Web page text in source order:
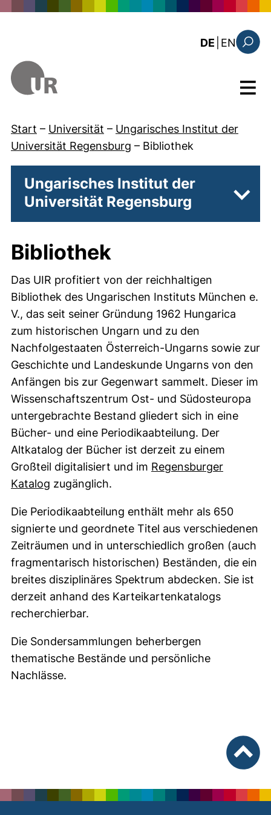
DE EN: the
Menü
Start – Universität – Ungarisches Institut der
Universität Regensburg – Bibliothek
Ungarisches Institut der
Universität Regensburg
Bibliothek
Das UIR profitiert von der reichhaltigen
Bibliothek des Ungarischen Instituts München e.
V., das seit seiner Gründung 1962 Hungarica
zum historischen Ungarn und zu den
Nachfolgestaaten Österreich-Ungarns sowie zur
Geschichte und Landeskunde Ungarns von den
Anfängen bis zur Gegenwart sammelt. Dieser im
Wissenschaftszentrum Ost- und Südosteuropa
untergebrachte Bestand gliedert sich in eine
Bücher- und eine Periodikaabteilung. Der
Altkatalog der Bücher ist derzeit zu einem
Großteil digitalisiert und im Regensburger
Katalog (externer Link, öffnet neues Fenster)
zugänglich.
Die Periodikaabteilung enthält mehr als 650
signierte und geordnete Titel aus verschiedenen
Zeiträumen und in unterschiedlich großen (auch
fragmentarisch historischen) Beständen, die ein
breites disziplinäres Spektrum abdecken. Sie ist
derzeit anhand des Karteikartenkatalogs
recherchierbar.
Die Sondersammlungen beherbergen
thematische Bestände und persönliche
Nachlässe.